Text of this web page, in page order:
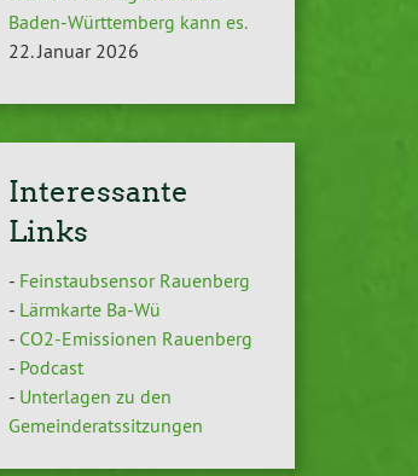
Baden-Württemberg kann es.
22. Januar 2026
Interessante
Links
- Feinstaubsensor Rauenberg
- Lärmkarte Ba-Wü
- CO2-Emissionen Rauenberg
- Podcast
- Unterlagen zu den
Gemeinderatssitzungen